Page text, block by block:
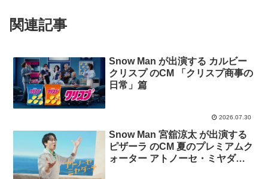
関連記事
Snow Man が出演する カルビー
クリスプ のCM 「クリスプ商事の
日常」篇
2026.07.30
Snow Man 宮舘涼太 が出演する
ピザーラ のCM 夏のプレミアムク
ォーター アトノーセ・ミヤダー